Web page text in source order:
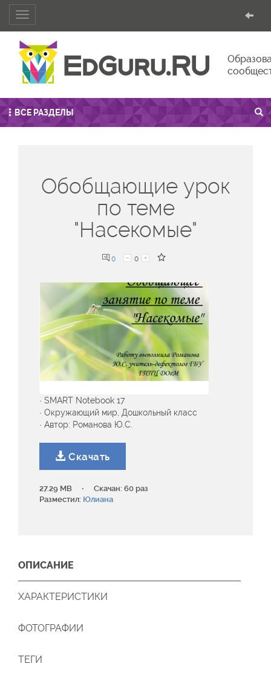
Toggle
navigation
ВСЕ РАЗДЕЛЫ
Обобщающие урок
по теме
"Насекомые"
0 0
· SMART Notebook 17
· Окружающий мир, Дошкольный класс
· Автор: Романова Ю.С.
Скачать
27.29 MB ·
Скачан: 60 раз
Разместил: Юлиана
ОПИСАНИЕ
ХАРАКТЕРИСТИКИ
ФОТОГРАФИИ
ТЕГИ